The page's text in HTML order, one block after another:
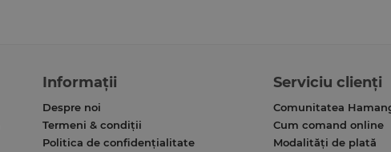
Informații
Despre noi
Termeni & condiții
Politica de confidențialitate
Serviciu clienți
Comunitatea
Cum comand online
Modalități de plată